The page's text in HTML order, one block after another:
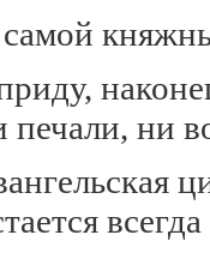
печали, ни